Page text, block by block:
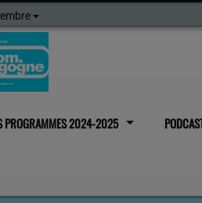
PROGRAMMES 2024-2025